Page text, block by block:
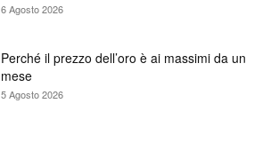
6 Agosto 2026
Perché il prezzo dell’oro è ai massimi da un
mese
5 Agosto 2026